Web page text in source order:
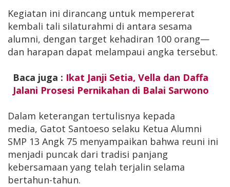
Kegiatan ini dirancang untuk mempererat
kembali tali silaturahmi di antara sesama
alumni, dengan target kehadiran 100 orang—
dan harapan dapat melampaui angka tersebut.
Baca juga : Ikat Janji Setia, Vella dan Daffa
Jalani Prosesi Pernikahan di Balai Sarwono
Dalam keterangan tertulisnya kepada
media, Gatot Santoeso selaku Ketua Alumni
SMP 13 Angk 75 menyampaikan bahwa reuni ini
menjadi puncak dari tradisi panjang
kebersamaan yang telah terjalin selama
bertahun-tahun.